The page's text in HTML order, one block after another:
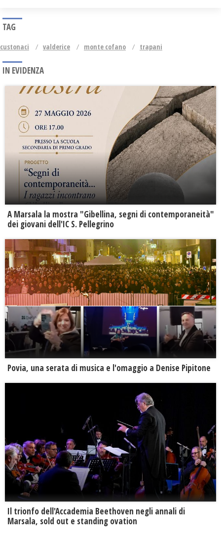
TAG
custonaci valderice monte cofano trapani
IN EVIDENZA
A Marsala la mostra "Gibellina, segni di contemporaneità"
dei giovani dell'IC S. Pellegrino
Povia, una serata di musica e l'omaggio a Denise Pipitone
Il trionfo dell'Accademia Beethoven negli annali di
Marsala, sold out e standing ovation